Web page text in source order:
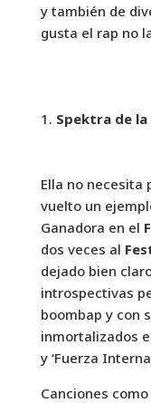
y también de
gusta el rap no
Spektra de la
Ella no necesita
vuelto un
Ganadora en el
dos veces al
dejado bien
introspectivas
boombap y con
inmortalizados
y ‘Fuerza
Canciones como